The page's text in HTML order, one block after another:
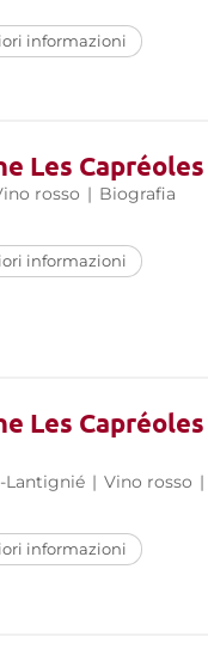
informazioni
Les
rosso | Biografia
informazioni
Les
Lantignié | Vino rosso |
informazioni